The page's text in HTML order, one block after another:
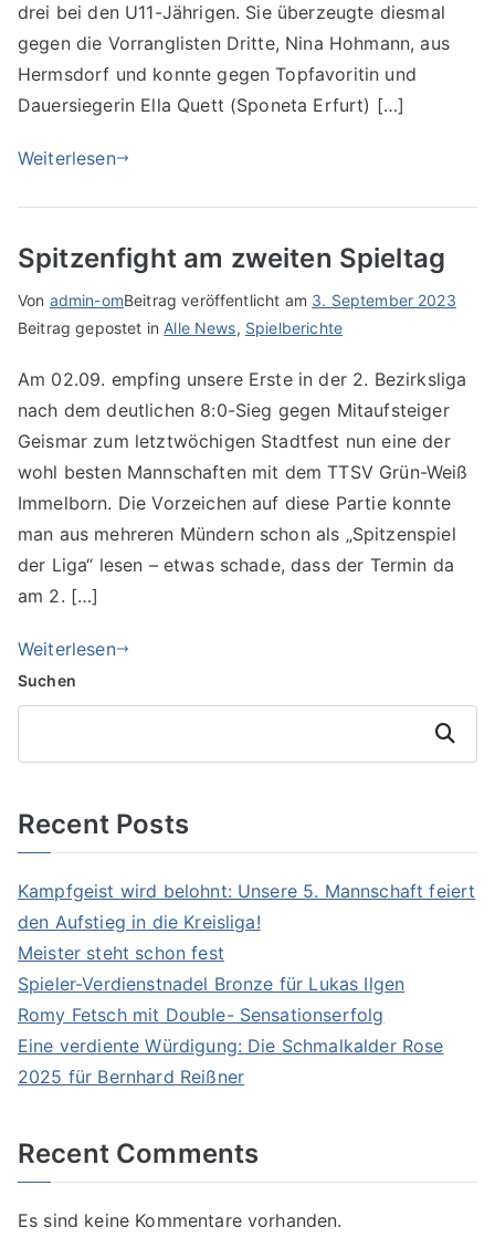
drei bei den U11-Jährigen. Sie überzeugte diesmal
gegen die Vorranglisten Dritte, Nina Hohmann, aus
Hermsdorf und konnte gegen Topfavoritin und
Dauersiegerin Ella Quett (Sponeta Erfurt) […]
Weiterlesen
Spitzenfight am zweiten Spieltag
Von admin-omBeitrag veröffentlicht am 3. September 2023
Beitrag gepostet in Alle News, Spielberichte
Am 02.09. empfing unsere Erste in der 2. Bezirksliga
nach dem deutlichen 8:0-Sieg gegen Mitaufsteiger
Geismar zum letztwöchigen Stadtfest nun eine der
wohl besten Mannschaften mit dem TTSV Grün-Weiß
Immelborn. Die Vorzeichen auf diese Partie konnte
man aus mehreren Mündern schon als „Spitzenspiel
der Liga“ lesen – etwas schade, dass der Termin da
am 2. […]
Weiterlesen
Suchen
Suchen
Recent Posts
Kampfgeist wird belohnt: Unsere 5. Mannschaft feiert
den Aufstieg in die Kreisliga!
Meister steht schon fest
Spieler-Verdienstnadel Bronze für Lukas Ilgen
Romy Fetsch mit Double- Sensationserfolg
Eine verdiente Würdigung: Die Schmalkalder Rose
2025 für Bernhard Reißner
Recent Comments
Es sind keine Kommentare vorhanden.